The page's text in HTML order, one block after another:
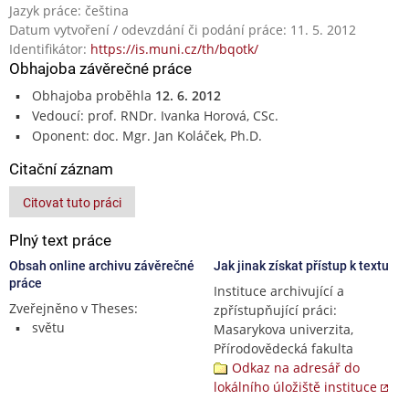
Jazyk práce: čeština
Datum vytvoření / odevzdání či podání práce: 11. 5. 2012
Identifikátor: https://is.muni.cz/th/bqotk/
Obhajoba závěrečné práce
Obhajoba proběhla 12. 6. 2012
Vedoucí: prof. RNDr. Ivanka Horová, CSc.
Oponent: doc. Mgr. Jan Koláček, Ph.D.
Citační záznam
Citovat tuto práci
Plný text práce
Obsah online archivu závěrečné
práce
Zveřejněno v Theses:
světu
Jak jinak získat přístup k textu
Instituce archivující a
zpřístupňující práci:
Masarykova univerzita,
Přírodovědecká fakulta
Odkaz na adresář do
lokálního úložiště instituce